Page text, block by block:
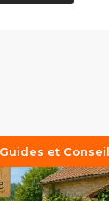
Guides et